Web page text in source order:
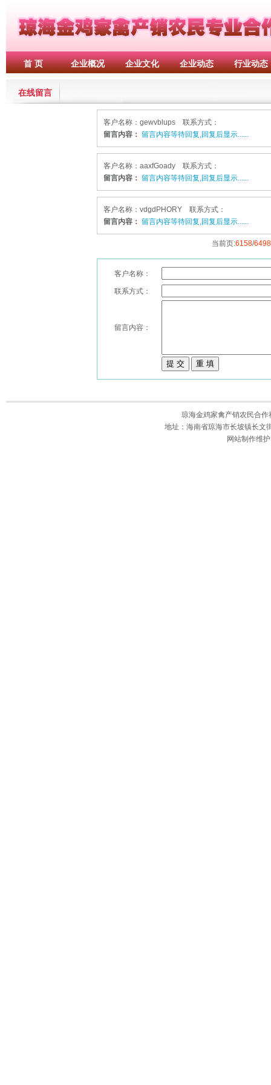
首 页 企业概况 企业文化 企业动态 行业动态
在线留言
客户名称：gewvblups 联系方式：
留言内容： 留言内容等待回复,回复后显示......
客户名称：aaxfGoady 联系方式：
留言内容： 留言内容等待回复,回复后显示......
客户名称：vdgdPHORY 联系方式：
留言内容： 留言内容等待回复,回复后显示......
当前页:6158/6498
客户名称：
联系方式：
留言内容：
琼海金鸡家禽产销农民合
地址：海南省琼海市长坡镇长
网站制作维